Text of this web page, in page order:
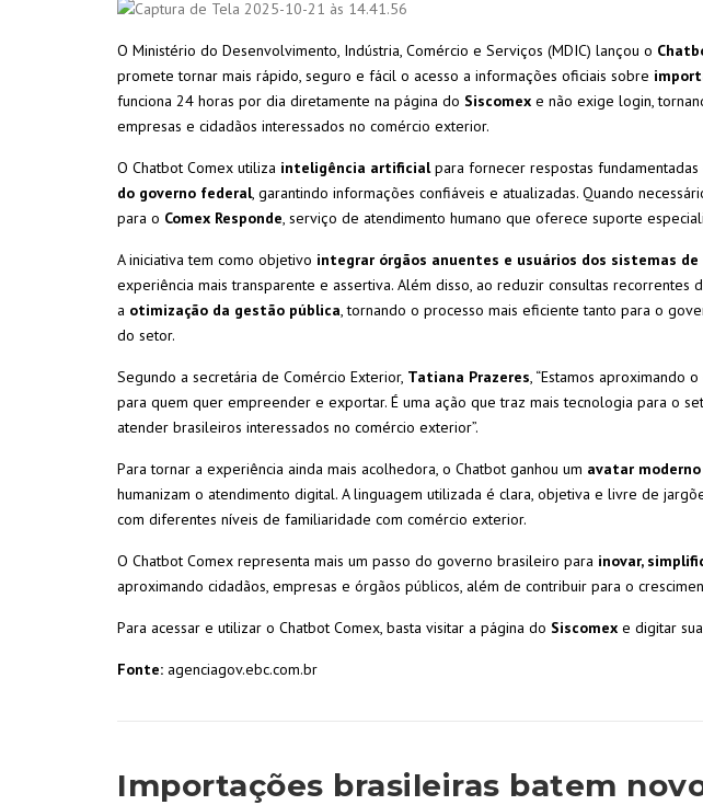
O Ministério do Desenvolvimento, Indústria, Comércio e Serviços (MDIC) lançou o
promete tornar mais rápido, seguro e fácil o acesso a informações oficiais sobre
funciona 24 horas por dia diretamente na página do Siscomex e não exige login,
empresas e cidadãos interessados no comércio exterior.
O Chatbot Comex utiliza inteligência artificialpara fornecer respostas fundamentadas
do governo federal, garantindo informações confiáveis e atualizadas. Quando
para o Comex Responde, serviço de atendimento humano que oferece suporte
A iniciativa tem como objetivo integrar órgãos anuentes e usuários dos sistemas
experiência mais transparente e assertiva. Além disso, ao reduzir consultas recorrentes
a otimização da gestão pública, tornando o processo mais eficiente tanto para o
do setor.
Segundo a secretária de Comércio Exterior, Tatiana Prazeres, “Estamos aproximando
para quem quer empreender e exportar. É uma ação que traz mais tecnologia para o
atender brasileiros interessados no comércio exterior”.
Para tornar a experiência ainda mais acolhedora, o Chatbot ganhou um avatar
humanizam o atendimento digital. A linguagem utilizada é clara, objetiva e livre de
com diferentes níveis de familiaridade com comércio exterior.
O Chatbot Comex representa mais um passo do governo brasileiro para inovar,
aproximando cidadãos, empresas e órgãos públicos, além de contribuir para o
Para acessar e utilizar o Chatbot Comex, basta visitar a página do Siscomex e digitar
Fonte: agenciagov.ebc.com.br
Importações brasileiras batem